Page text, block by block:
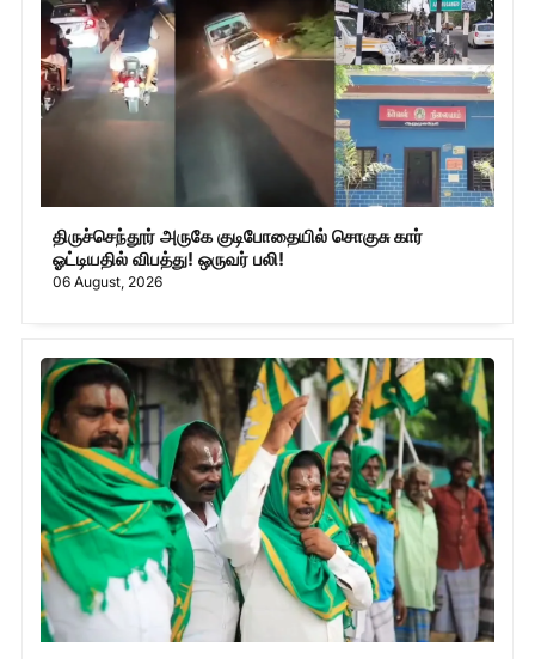
திருச்செந்தூர் அருகே குடிபோதையில் சொகுசு கார்
ஓட்டியதில் விபத்து! ஒருவர் பலி!
06 August, 2026